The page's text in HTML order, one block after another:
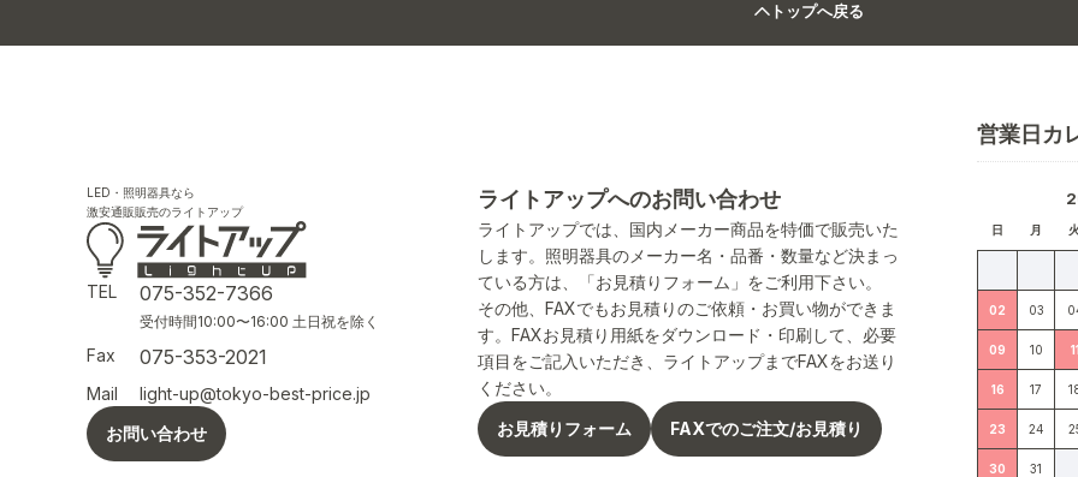
トップへ戻る
LED・照明器具なら
激安通販販売のライトアップ
TEL 075-352-7366
受付時間10:00〜16:00 土日祝を除く
Fax 075-353-2021
Mail
light-up@tokyo-best-price.jp
お問い合わせ
ライトアップへのお問い合わせ
ライトアップでは、国内メーカー商品を特価で販売いた
します。照明器具のメーカー名・品番・数量など決まっ
ている方は、「お見積りフォーム」をご利用下さい。
その他、FAXでもお見積りのご依頼・お買い物ができま
す。FAXお見積り用紙をダウンロード・印刷して、必要
項目をご記入いただき、ライトアップまでFAXをお送り
ください。
お見積りフォーム
FAXでのご注文/お見積り
営業日カ
日 月 火
02 03
09 10 11
16 17
23 24
30 31